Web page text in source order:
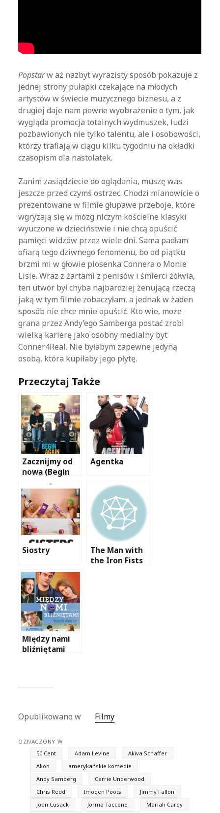
Popstarw aż nazbyt wyrazisty sposób pokazuje z
jednej strony pułapki czekające na młodych
artystów w świecie muzycznego biznesu, a z
drugiej daje nam pewne wyobrażenie o tym, jak
wygląda promocja totalnych wydmuszek, ludzi
pozbawionych nie tylko talentu, ale i osobowości,
którzy trafiają w ciągu kilku tygodniu na okładki
czasopism dla nastolatek.
Zanim zasiądziecie do oglądania, muszę was
jeszcze przed czymś ostrzec. Chodzi mianowicie o
prezentowane w filmie głupawe przeboje, które
wgryzają się w mózg niczym kościelne klasyki
wyuczone w dzieciństwie i nie chcą opuścić
pamięci widzów przez wiele dni. Sama padłam
ofiarą tego dziwnego fenomenu, bo od piątku
brzmi mi w głowie piosenka Connera o Monie
Lisie. Wraz z żartami z penisów i śmierci żółwia,
ten utwór był chyba najbardziej żenującą rzeczą
jaką w tym filmie zobaczyłam, a jednak w żaden
sposób nie chce mnie opuścić. Kto wie, może
grana przez Andy’ego Samberga postać zrobi
wielką karierę jako osobny medialny byt
Conner4Real. Nie byłabym zapewne jedyną
osobą, która kupiłaby jego płytę.
Przeczytaj Także
Zacznijmy od
nowa (Begin
Agentka
Siostry
The Man with
the Iron Fists
Między nami
bliźniętami
Opublikowano w Filmy
OZNACZONY W
50 Cent
Adam Levine
Akiva Schaffer
Akon
amerykańskie komedie
Andy Samberg
Carrie Underwood
Chris Redd
Imogen Poots
Jimmy Fallon
Joan Cusack
Jorma Taccone
Mariah Carey